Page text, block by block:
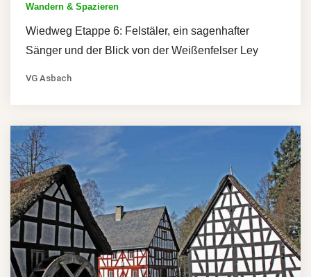
Wandern & Spazieren
Wiedweg Etappe 6: Felstäler, ein sagenhafter
Sänger und der Blick von der Weißenfelser Ley
VG Asbach